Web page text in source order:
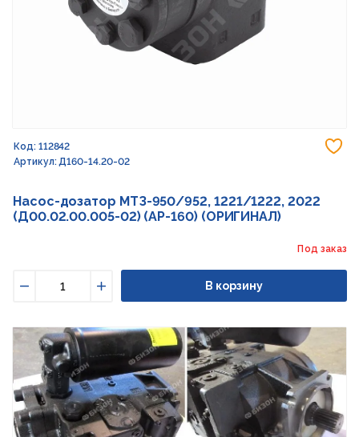
Код: 112842
Артикул: Д160-14.20-02
Насос-дозатор МТЗ-950/952, 1221/1222, 2022
(Д00.02.00.005-02) (АР-160) (ОРИГИНАЛ)
Под заказ
Увеличить
В корзину